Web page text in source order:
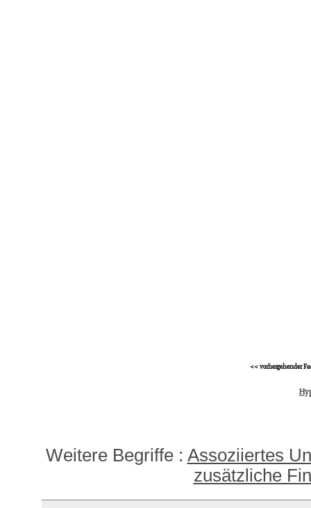
<< vorhergehender
Weitere Begriffe : Assoziiertes
zusätzliche